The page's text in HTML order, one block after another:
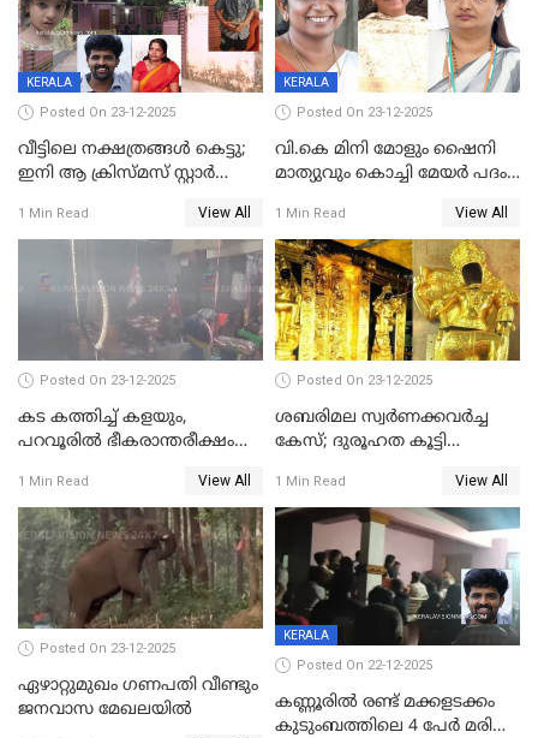
KERALA
Posted On 23-12-2025
വീട്ടിലെ നക്ഷത്രങ്ങൾ കെട്ടു;
ഇനി ആ ക്രിസ്മസ് സ്റ്റാർ
വേണ്ടിയുള്ള
പിടിവലിക്കിടയിൽ
അപ്പൂപ്പനെതിരെ പോക്സോ
കേസ് ഒടുവിൽ 4 ജീവനുകൾ
പൊലിഞ്ഞു
1 Min Read View All
KERALA
Posted On 23-12-2025
വി.കെ മിനി മോളും ഷൈനി
മാത്യുവും കൊച്ചി മേയർ പദം
മേയറാകില്ല
1 Min Read View All
Posted On 23-12-2025
കട കത്തിച്ച് കളയും,
പറവൂരില്‍ ഭീകരാന്തരീക്ഷം
1 Min Read View All
Posted On 23-12-2025
ശബരിമല സ്വര്‍ണക്കവര്‍ച്ച
കേസ്; ദുരൂഹത കൂട്ടി
1 Min Read View All
Posted On 23-12-2025
ഏഴാറ്റുമുഖം ഗണപതി വീണ്ടും
ജനവാസ മേഖലയിൽ
KERALA
Posted On 22-12-2025
കണ്ണൂരിൽ രണ്ട് മക്കളടക്കം
കുടുംബത്തിലെ 4 പേർ മരിച്ച